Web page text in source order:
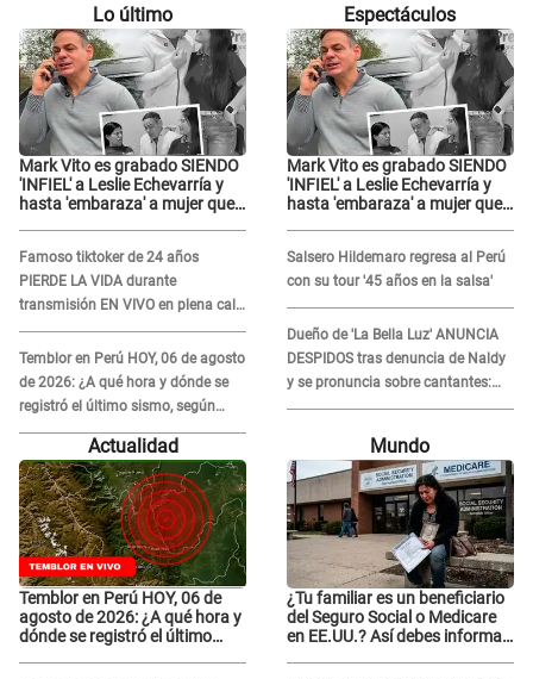
Lo último
Mark Vito es grabado SIENDO
'INFIEL' a Leslie Echevarría y
hasta 'embaraza' a mujer que
Famoso tiktoker de 24 años
PIERDE LA VIDA durante
transmisión EN VIVO en plena calle
y desata conmoción
Temblor en Perú HOY, 06 de agosto
de 2026: ¿A qué hora y dónde se
registró el último sismo, según
IGP?
Espectáculos
Mark Vito es grabado SIENDO
'INFIEL' a Leslie Echevarría y
hasta 'embaraza' a mujer que
Salsero Hildemaro regresa al Perú
con su tour '45 años en la salsa'
Dueño de 'La Bella Luz' ANUNCIA
DESPIDOS tras denuncia de Naldy
y se pronuncia sobre cantantes:
"Mis chicas están siendo
Actualidad
Temblor en Perú HOY, 06 de
agosto de 2026: ¿A qué hora y
dónde se registró el último
Mundo
¿Tu familiar es un beneficiario
del Seguro Social o Medicare
en EE.UU.? Así debes informar